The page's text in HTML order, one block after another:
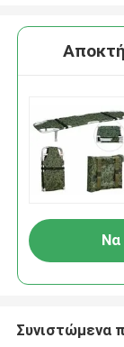
Να
Συνιστώμενα